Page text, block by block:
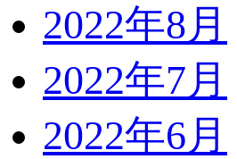
2022年8月
2022年7月
2022年6月